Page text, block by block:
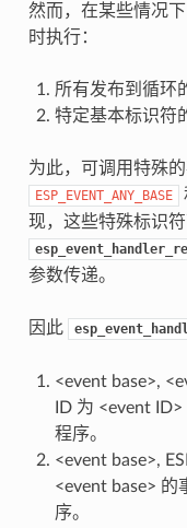
然而，在某些情况
时执行：
所有发布到循环
特定基本标识符
为此，可调用特殊
ESP_EVENT_ANY_BASE
现，这些特殊标识
参数传递。
因此
<event base>,
ID 为 <event
程序。
<event base>,
<event base>
序。